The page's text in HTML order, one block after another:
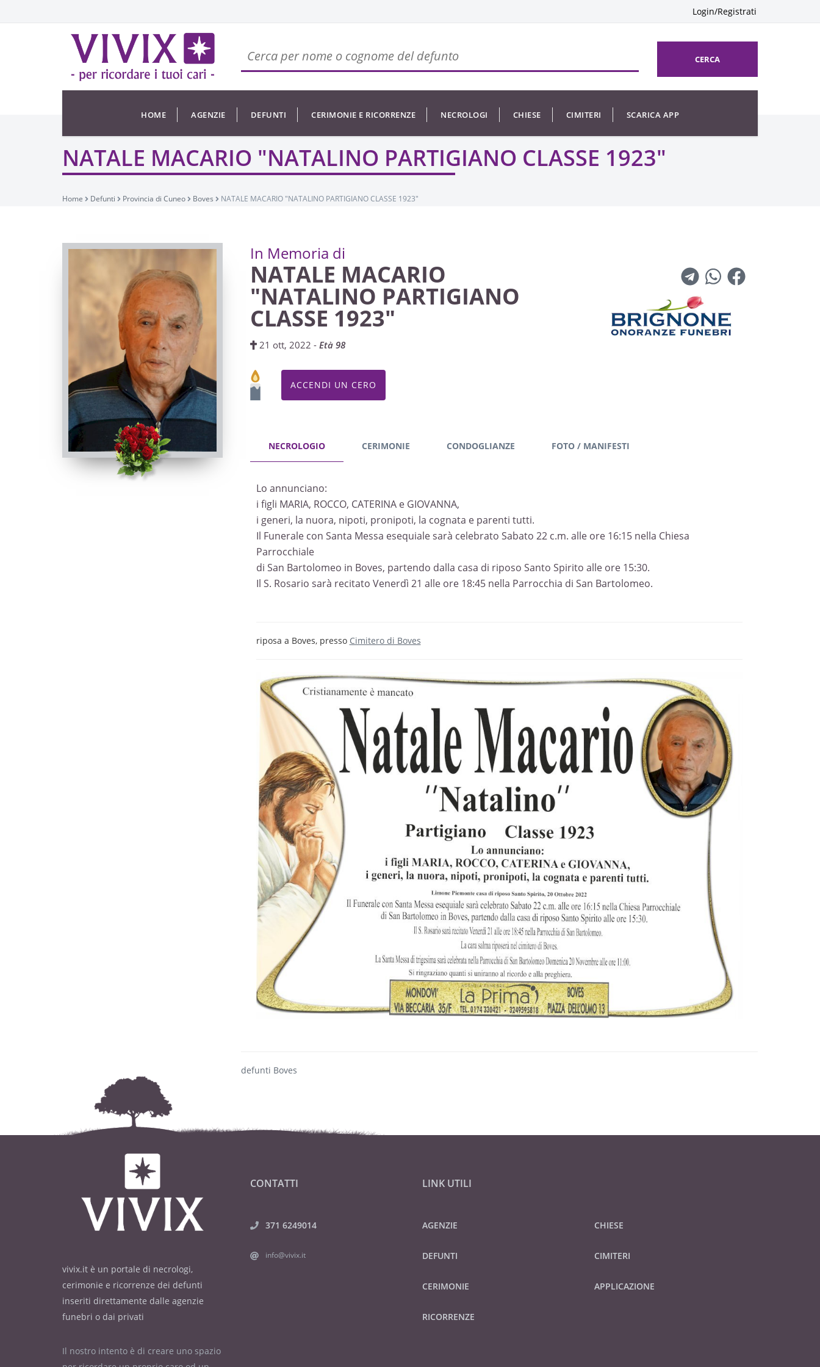
Login/Registrati
CERCA
HOME AGENZIE DEFUNTI CERIMONIE E RICORRENZE NECROLOGI CHIESE CIMITERI SCARICA APP
NATALE MACARIO "NATALINO PARTIGIANO CLASSE 1923"
Home Defunti Provincia di Cuneo Boves NATALE MACARIO "NATALINO PARTIGIANO CLASSE 1923"
In Memoria di
NATALE MACARIO
"NATALINO PARTIGIANO
CLASSE 1923"
21 ott, 2022 - Età 98
ACCENDI UN CERO
NECROLOGIO CERIMONIE CONDOGLIANZE FOTO / MANIFESTI
Lo annunciano:
i figli MARIA, ROCCO, CATERINA e GIOVANNA,
i generi, la nuora, nipoti, pronipoti, la cognata e parenti tutti.
Il Funerale con Santa Messa esequiale sarà celebrato Sabato 22 c.m. alle ore 16:15 nella Chiesa
Parrocchiale
di San Bartolomeo in Boves, partendo dalla casa di riposo Santo Spirito alle ore 15:30.
Il S. Rosario sarà recitato Venerdì 21 alle ore 18:45 nella Parrocchia di San Bartolomeo.
riposa a Boves, presso Cimitero di Boves
defunti Boves
vivix.it è un portale di necrologi,
cerimonie e ricorrenze dei defunti
inseriti direttamente dalle agenzie
funebri o dai privati
Il nostro intento è di creare uno spazio
CONTATTI
371 6249014
info@vivix.it
LINK UTILI
AGENZIE
DEFUNTI
CERIMONIE
RICORRENZE
CHIESE
CIMITERI
APPLICAZIONE